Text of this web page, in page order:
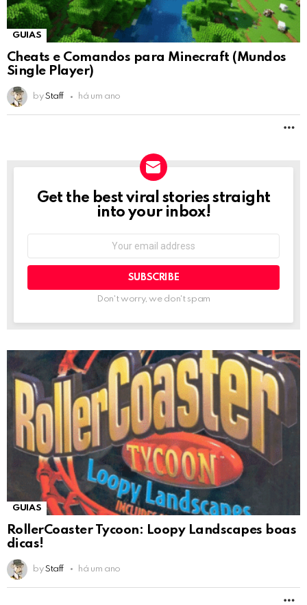
GUIAS
Cheats e Comandos para Minecraft (Mundos
Single Player)
by Staff há um ano
NEWSLETTER
Get the best viral stories straight
into your inbox!
Don't worry, we don't spam
GUIAS
RollerCoaster Tycoon: Loopy Landscapes boas
dicas!
by Staff há um ano